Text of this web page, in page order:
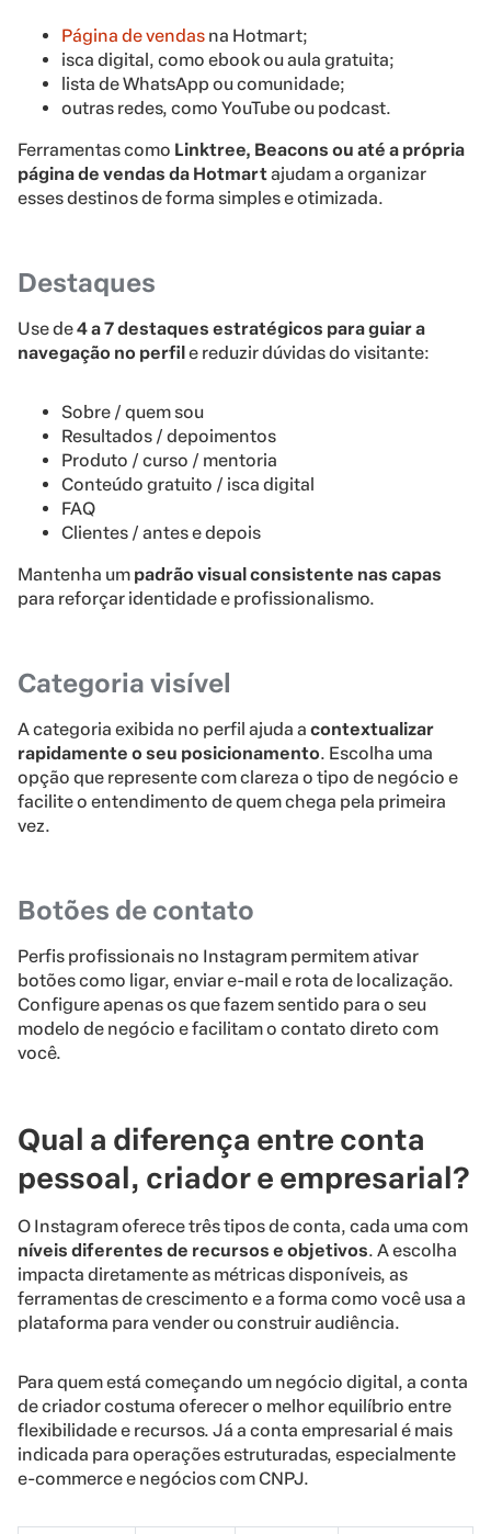
Página de vendas na Hotmart;
isca digital, como ebook ou aula gratuita;
lista de WhatsApp ou comunidade;
outras redes, como YouTube ou podcast.
Ferramentas como Linktree, Beacons ou até a própria
página de vendas da Hotmartajudam a organizar
esses destinos de forma simples e otimizada.
Destaques
Use de4 a 7 destaques estratégicos para guiar a
navegação no perfil e reduzir dúvidas do visitante:
Sobre / quem sou
Resultados / depoimentos
Produto / curso / mentoria
Conteúdo gratuito / isca digital
FAQ
Clientes / antes e depois
Mantenha um padrão visual consistente nas capas
para reforçar identidade e profissionalismo.
Categoria visível
A categoria exibida no perfil ajuda a contextualizar
rapidamente o seu posicionamento. Escolha uma
opção que represente com clareza o tipo de negócio e
facilite o entendimento de quem chega pela primeira
vez.
Botões de contato
Perfis profissionais no Instagram permitem ativar
botões como ligar, enviar e-mail e rota de localização.
Configure apenas os que fazem sentido para o seu
modelo de negócio e facilitam o contato direto com
você.
Qual a diferença entre conta
pessoal, criador e empresarial?
O Instagram oferece três tipos de conta, cada uma com
níveis diferentes de recursos e objetivos. A escolha
impacta diretamente as métricas disponíveis, as
ferramentas de crescimento e a forma como você usa a
plataforma para vender ou construir audiência.
Para quem está começando um negócio digital, a conta
de criador costuma oferecer o melhor equilíbrio entre
flexibilidade e recursos. Já a conta empresarial é mais
indicada para operações estruturadas, especialmente
e-commerce e negócios com CNPJ.